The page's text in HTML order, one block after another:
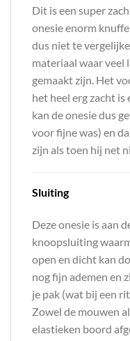
Dit is een super
onesie enorm
dus niet te
materiaal waar veel
gemaakt zijn. Het
het heel erg zacht
kan de onesie dus
voor fijne was) en
zijn als toen hij net
Sluiting
Deze onesie is aan
knoopsluiting
open en dicht kan
nog fijn ademen en
je pak (wat bij een
Zowel de mouwen
elastieken boord